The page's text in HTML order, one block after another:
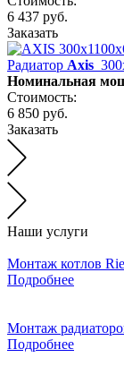
6 437 руб.
Заказать
Радиатор Axis
Номинальная
Стоимость:
6 850 руб.
Заказать
Наши услуги
Монтаж котлов
Подробнее
Монтаж
Подробнее